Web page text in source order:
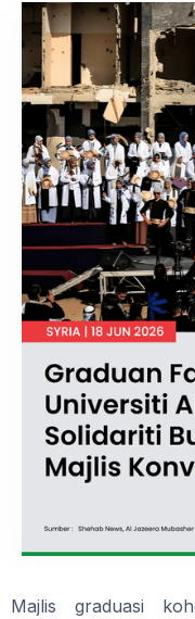
Majlis graduasi